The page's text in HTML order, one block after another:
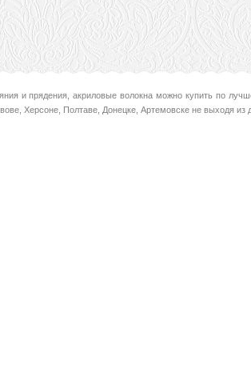
и прядения, акриловые волокна можно купить по
Херсоне, Полтаве, Донецке, Артемовске не выходя из